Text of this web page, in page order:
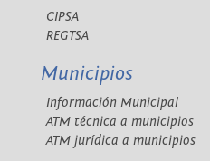
CIPSA
REGTSA
Municipios
Información Municipal
ATM técnica a municipios
ATM jurídica a municipios